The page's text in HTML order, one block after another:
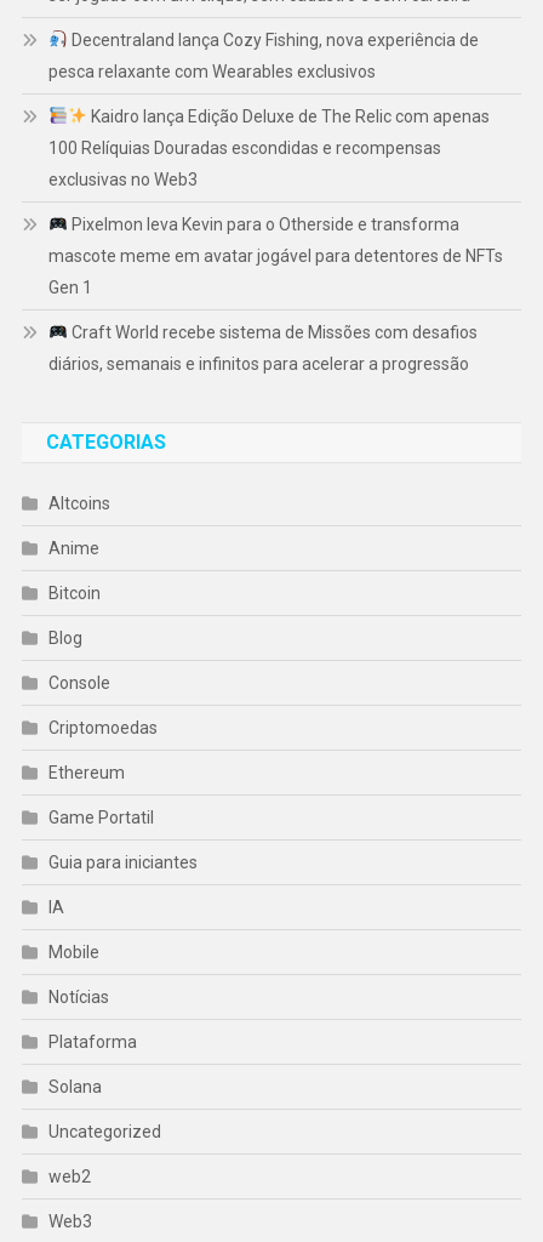
Decentraland lança Cozy Fishing, nova experiência de
pesca relaxante com Wearables exclusivos
Kaidro lança Edição Deluxe de The Relic com apenas
100 Relíquias Douradas escondidas e recompensas
exclusivas no Web3
Pixelmon leva Kevin para o Otherside e transforma
mascote meme em avatar jogável para detentores de NFTs
Gen 1
Craft World recebe sistema de Missões com desafios
diários, semanais e infinitos para acelerar a progressão
CATEGORIAS
Altcoins
Anime
Bitcoin
Blog
Console
Criptomoedas
Ethereum
Game Portatil
Guia para iniciantes
IA
Mobile
Notícias
Plataforma
Solana
Uncategorized
web2
Web3